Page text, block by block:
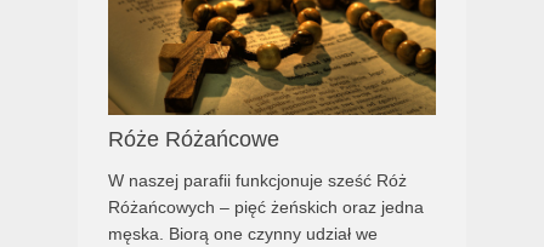
Róże Różańcowe
W naszej parafii funkcjonuje sześć Róż
Różańcowych – pięć żeńskich oraz jedna
męska. Biorą one czynny udział we